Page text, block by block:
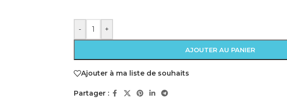
- +
AJOUTER AU PANIER
Ajouter à ma liste de souhaits
Partager :